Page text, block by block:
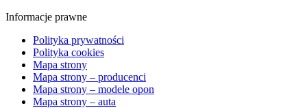
Informacje prawne
Polityka prywatności
Polityka cookies
Mapa strony
Mapa strony – producenci
Mapa strony – modele opon
Mapa strony – auta